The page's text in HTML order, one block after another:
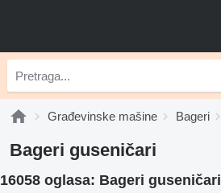
Građevinske mašine Bageri
Bageri guseničari
16058 oglasa: Bageri guseničari